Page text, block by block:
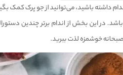
داشته باشید، می‌توانید از جو پرک کمک
این بخش از اندام برتر چندین
صبحانه خوشمزه لذت ببرید.